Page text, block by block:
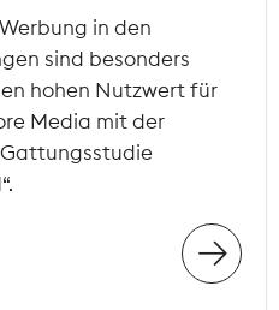
in den
sind besonders
hohen Nutzwert für
Media mit der